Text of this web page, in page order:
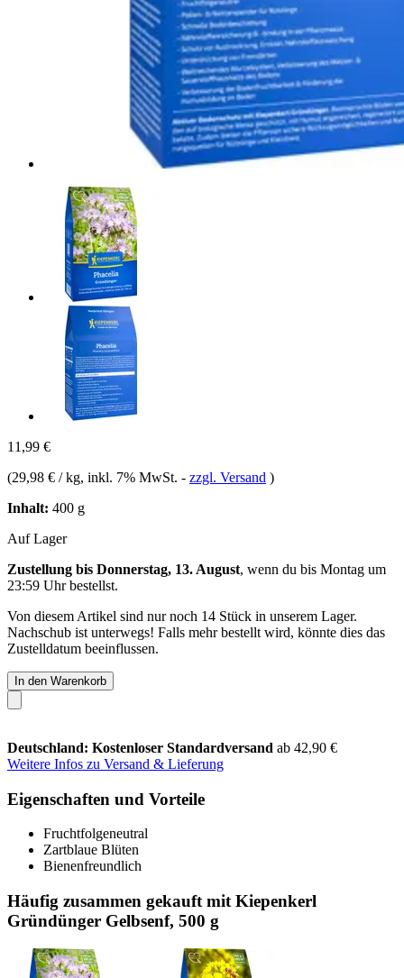
11,99 €
(29,98 € / kg, inkl. 7% MwSt. - zzgl. Versand )
Inhalt: 400 g
Auf Lager
Zustellung bis Donnerstag, 13. August, wenn du bis Montag um
23:59 Uhrbestellst.
Von diesem Artikel sind nur noch 14 Stück in unserem Lager.
Nachschub ist unterwegs! Falls mehr bestellt wird, könnte dies das
Zustelldatum beeinflussen.
In den Warenkorb
Deutschland: Kostenloser Standardversand ab 42,90 €
Weitere Infos zu Versand & Lieferung
Eigenschaften und Vorteile
Fruchtfolgeneutral
Zartblaue Blüten
Bienenfreundlich
Häufig zusammen gekauft mit Kiepenkerl
Gründünger Gelbsenf, 500 g